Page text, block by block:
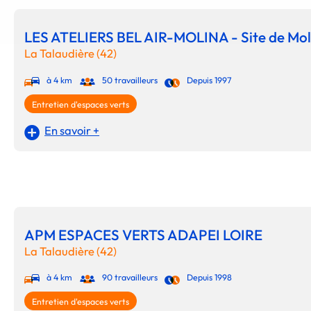
LES ATELIERS BEL AIR-MOLINA - Site de
La Talaudière (42)
à 4 km 50 travailleurs Depuis 1997
Entretien d'espaces verts
En savoir +
APM ESPACES VERTS ADAPEI LOIRE
La Talaudière (42)
à 4 km 90 travailleurs Depuis 1998
Entretien d'espaces verts